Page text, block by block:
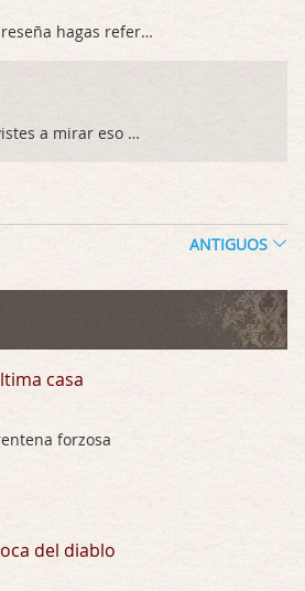
Me encanto que en la reseña hagas referen …
a mirar eso …
con respect …
ANTIGUOS
casa
forzosa
del diablo